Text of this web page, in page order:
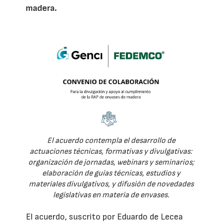
madera.
El acuerdo contempla el desarrollo de
actuaciones técnicas, formativas y divulgativas:
organización de jornadas, webinars y seminarios;
elaboración de guías técnicas, estudios y
materiales divulgativos, y difusión de novedades
legislativas en materia de envases.
El acuerdo, suscrito por Eduardo de Lecea